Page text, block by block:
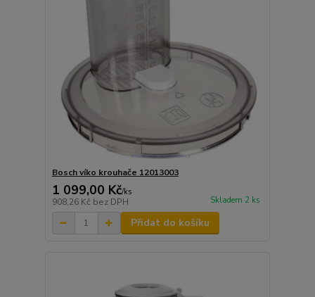
Bosch víko krouhače 12013003
1 099,00 Kč/ks
908,26 Kč bez DPH Skladem 2 ks
Přidat do košíku